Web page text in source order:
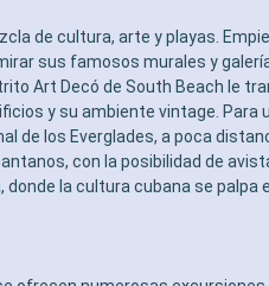
-
-
OTROS
- Puntos
de cultura, arte y playas.
sus famosos murales y
Art Decó de South Beach le
y su ambiente vintage. Para
de los Everglades, a poca
con la posibilidad de
donde la cultura cubana se palpa